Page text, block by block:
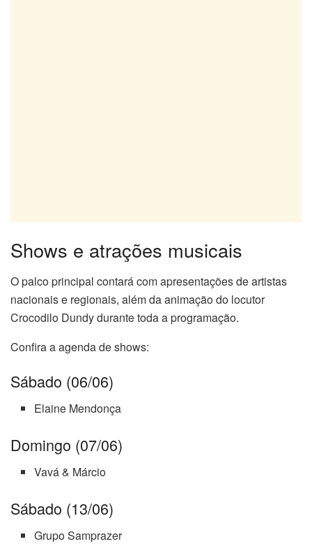
Shows e atrações musicais
O palco principal contará com apresentações de artistas
nacionais e regionais, além da animação do locutor
Crocodilo Dundy durante toda a programação.
Confira a agenda de shows:
Sábado (06/06)
Elaine Mendonça
Domingo (07/06)
Vavá & Márcio
Sábado (13/06)
Grupo Samprazer